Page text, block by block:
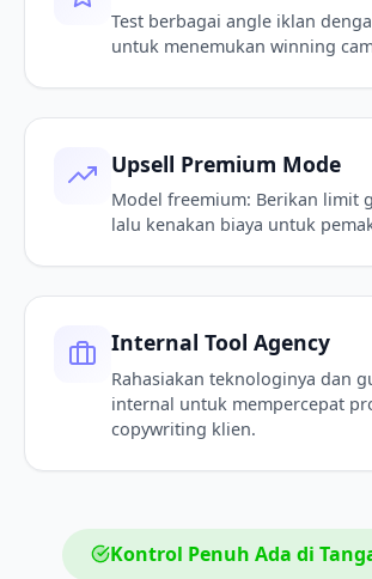
Test berbagai angle iklan
untuk menemukan winning
Upsell Premium Mode
Model freemium: Berikan limit
lalu kenakan biaya untuk
Internal Tool Agency
Rahasiakan teknologinya dan
internal untuk mempercepat
copywriting klien.
Kontrol Penuh Ada di